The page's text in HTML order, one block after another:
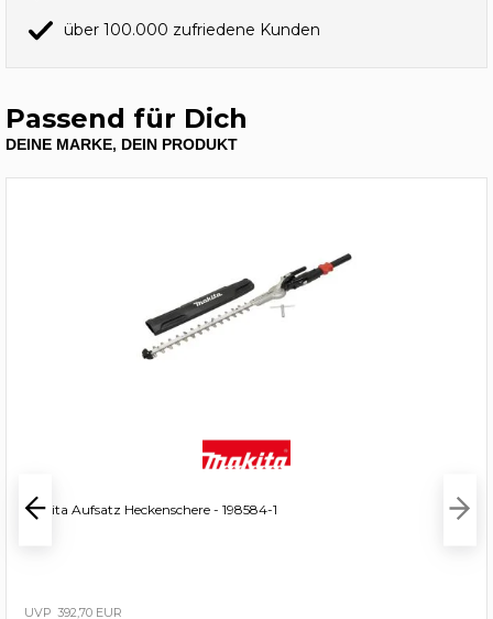
über 100.000 zufriedene Kunden
Passend für Dich
DEINE MARKE, DEIN PRODUKT
Makita Aufsatz Heckenschere - 198584-1
392,70 EUR